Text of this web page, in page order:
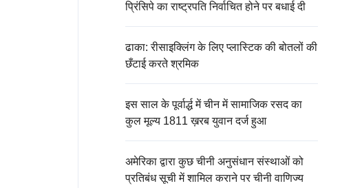
प्रिंसिपे का राष्ट्रपति निर्वाचित होने पर बधाई दी
ढाका: रीसाइक्लिंग के लिए प्लास्टिक की बोतलों की
छँटाई करते श्रमिक
इस साल के पूर्वार्द्ध में चीन में सामाजिक रसद का
कुल मूल्य 1811 ख़रब युवान दर्ज हुआ
अमेरिका द्वारा कुछ चीनी अनुसंधान संस्थाओं को
प्रतिबंध सूची में शामिल कराने पर चीनी वाणिज्य